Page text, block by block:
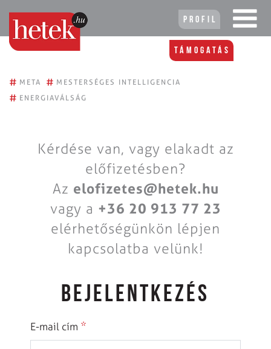
Profil
Támogatás
# META # MESTERSÉGES INTELLIGENCIA
# ENERGIAVÁLSÁG
Kérdése van, vagy elakadt az
előfizetésben?
Az elofizetes@hetek.hu
vagy a +36 20 913 77 23
elérhetőségünkön lépjen
kapcsolatba velünk!
BEJELENTKEZÉS
E-mail cím *